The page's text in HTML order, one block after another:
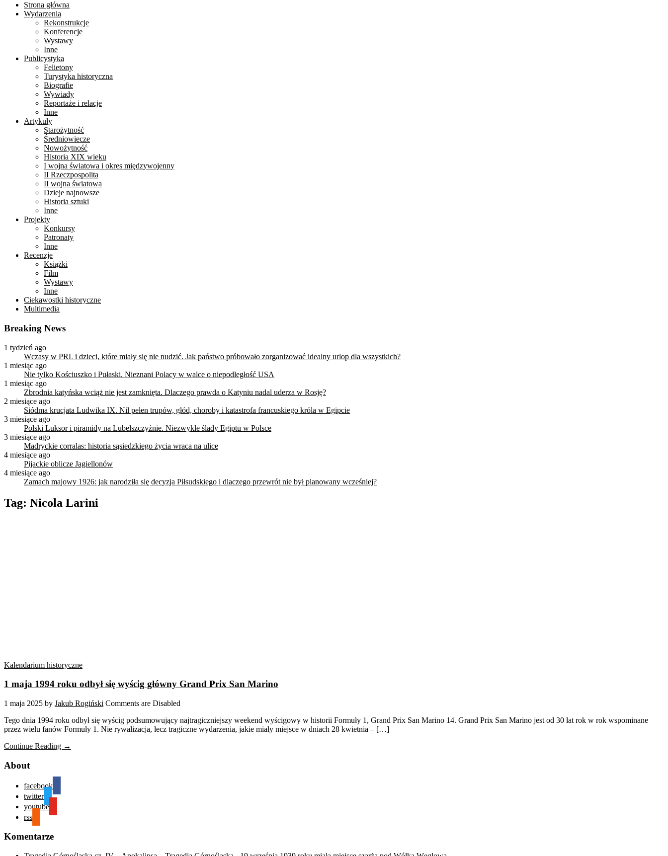
Strona główna
Wydarzenia
Rekonstrukcje
Konferencje
Wystawy
Inne
Publicystyka
Felietony
Turystyka historyczna
Biografie
Wywiady
Reportaże i relacje
Inne
Artykuły
Starożytność
Średniowiecze
Nowożytność
Historia XIX wieku
I wojna światowa i okres międzywojenny
II Rzeczpospolita
II wojna światowa
Dzieje najnowsze
Historia sztuki
Inne
Projekty
Konkursy
Patronaty
Inne
Recenzje
Książki
Film
Wystawy
Inne
Ciekawostki historyczne
Multimedia
Breaking News
1 tydzień ago
Wczasy w PRL i dzieci, które miały się nie nudzić. Jak państwo próbowało zorganizować idealny urlop dla wszystkich?
1 miesiąc ago
Nie tylko Kościuszko i Pułaski. Nieznani Polacy w walce o niepodległość USA
1 miesiąc ago
Zbrodnia katyńska wciąż nie jest zamknięta. Dlaczego prawda o Katyniu nadal uderza w Rosję?
2 miesiące ago
Siódma krucjata Ludwika IX. Nil pełen trupów, głód, choroby i katastrofa francuskiego króla w Egipcie
3 miesiące ago
Polski Luksor i piramidy na Lubelszczyźnie. Niezwykłe ślady Egiptu w Polsce
3 miesiące ago
Madryckie corralas: historia sąsiedzkiego życia wraca na ulice
4 miesiące ago
Pijackie oblicze Jagiellonów
4 miesiące ago
Zamach majowy 1926: jak narodziła się decyzja Piłsudskiego i dlaczego przewrót nie był planowany wcześniej?
Tag: Nicola Larini
Kalendarium historyczne
1 maja 1994 roku odbył się wyścig główny Grand Prix San Marino
1 maja 2025 by Jakub Rogiński Comments are Disabled
Tego dnia 1994 roku odbył się wyścig podsumowujący najtragiczniejszy weekend wyścigowy w historii Formuły 1, Grand Prix San Marino 14. Grand Prix San Marino jest od 30 lat rok w rok wspominane
przez wielu fanów Formuły 1. Nie rywalizacja, lecz tragiczne wydarzenia, jakie miały miejsce w dniach 28 kwietnia – […]
Continue Reading →
About
facebook
twitter
youtube
rss
Komentarze